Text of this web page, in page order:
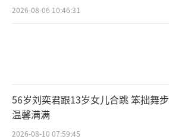
2026-08-06 10:46:31
56岁刘奕君跟13岁女儿合跳 笨拙舞步
温馨满满
2026-08-10 07:59:45